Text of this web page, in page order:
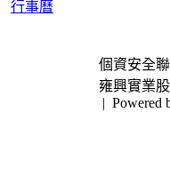
行事曆
個資安全
雍興實業
| Powered